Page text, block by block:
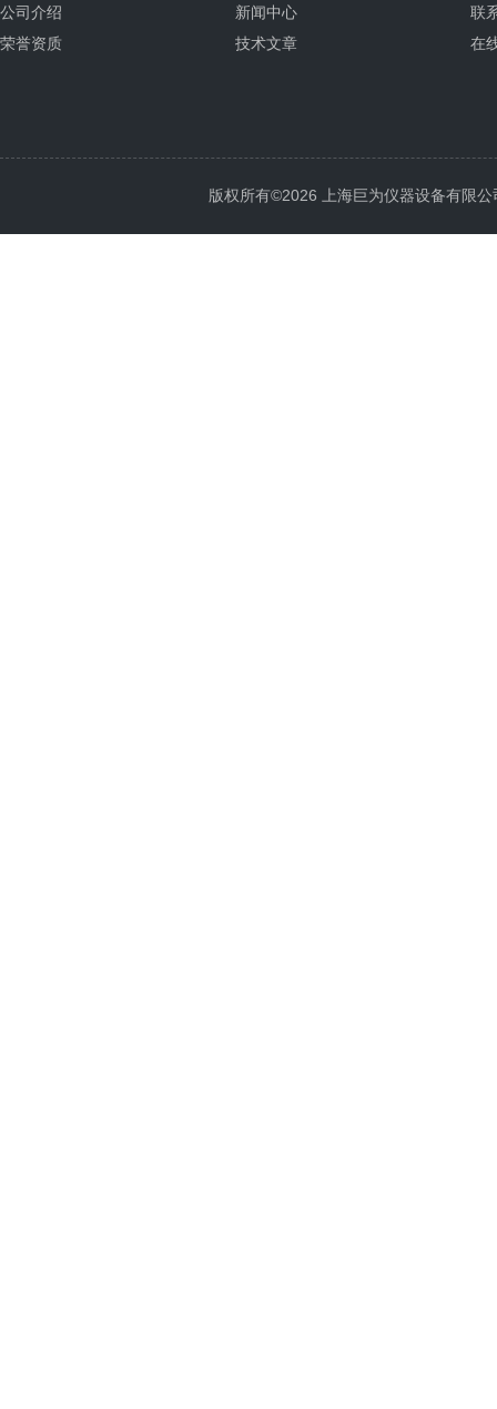
公司介绍
荣誉资质
新闻中心
技术文章
联
在
版权所有©2026 上海巨为仪器设备有限